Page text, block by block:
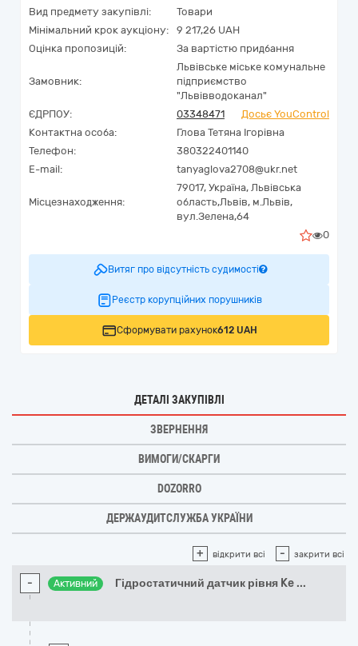
Вид предмету закупівлі:
Товари
Мінімальний крок аукціону:
9 217,26 UAH
Оцінка пропозицій:
За вартістю придбання
Замовник:
Львівське міське комунальне
підприємство
"Львівводоканал"
ЄДРПОУ:
03348471
Досьє YouControl
Контактна особа:
Глова Тетяна Ігорівна
Телефон:
380322401140
E-mail:
tanyaglova2708@ukr.net
Місцезнаходження:
79017, Україна, Львівська
область,Львів, м.Львів,
вул.Зелена,64
0
Витяг про відсутність судимості
Реєстр корупційних порушників
Сформувати рахунок612 UAH
ДЕТАЛІ ЗАКУПІВЛІ
ЗВЕРНЕННЯ
ВИМОГИ/СКАРГИ
DOZORRO
ДЕРЖАУДИТСЛУЖБА УКРАЇНИ
+ відкрити всі - закрити всі
- Активний Гідростатичний датчик рівня Ke ...